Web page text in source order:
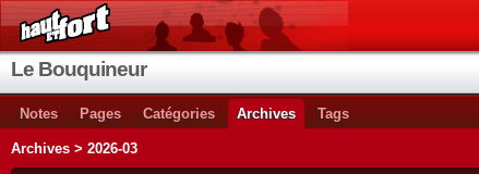
Le Bouquineur
Notes Pages Catégories Archives Tags
Archives > 2026-03